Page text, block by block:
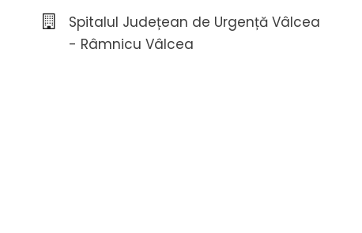
Spitalul Județean de Urgență Vâlcea
- Râmnicu Vâlcea